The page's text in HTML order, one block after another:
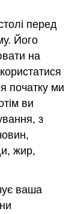
перед
Його
на
початку ми
ви
з
жир,
ваша